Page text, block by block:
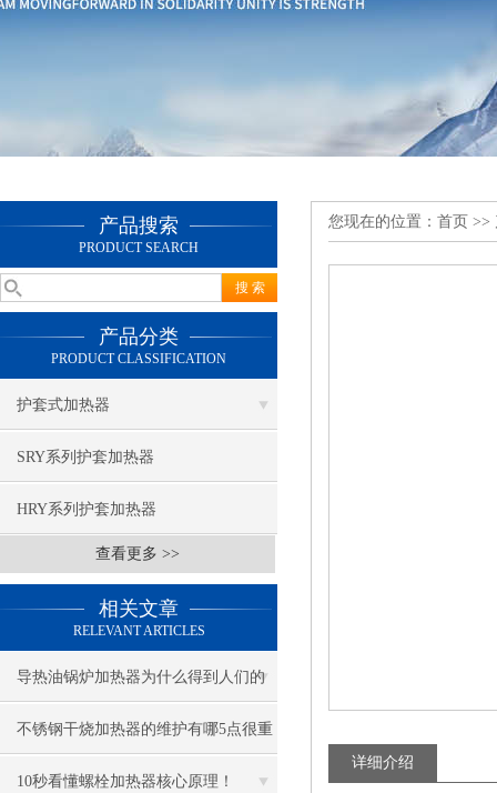
产品搜索
PRODUCT SEARCH
产品分类
PRODUCT CLASSIFICATION
护套式加热器
SRY系列护套加热器
HRY系列护套加热器
查看更多 >>
相关文章
RELEVANT ARTICLES
导热油锅炉加热器为什么得到人们的
青睐
不锈钢干烧加热器的维护有哪5点很重
要
10秒看懂螺栓加热器核心原理！
您现在的位置： 首页 >>
详细介绍